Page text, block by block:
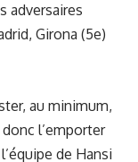
adversaires
Girona (5e)
au minimum,
l’emporter
de Hansi